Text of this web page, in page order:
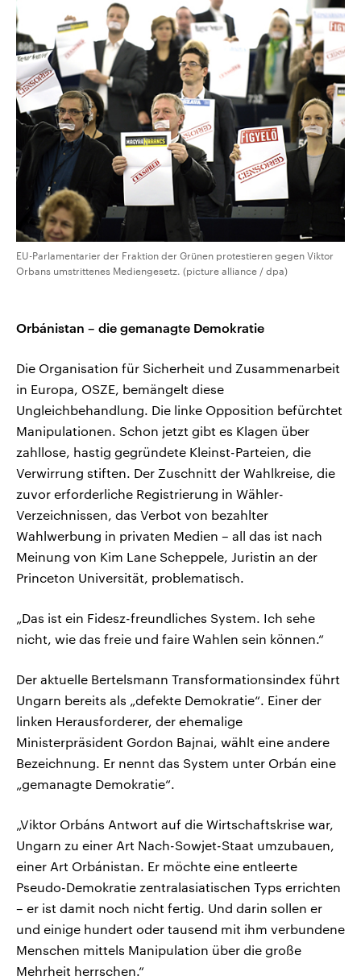
EU-Parlamentarier der Fraktion der Grünen protestieren gegen Viktor
Orbans umstrittenes Mediengesetz. (picture alliance / dpa)
Orbánistan – die gemanagte Demokratie
Die Organisation für Sicherheit und Zusammenarbeit
in Europa, OSZE, bemängelt diese
Ungleichbehandlung. Die linke Opposition befürchtet
Manipulationen. Schon jetzt gibt es Klagen über
zahllose, hastig gegründete Kleinst-Parteien, die
Verwirrung stiften. Der Zuschnitt der Wahlkreise, die
zuvor erforderliche Registrierung in Wähler-
Verzeichnissen, das Verbot von bezahlter
Wahlwerbung in privaten Medien – all das ist nach
Meinung von Kim Lane Scheppele, Juristin an der
Princeton Universität, problematisch.
„Das ist ein Fidesz-freundliches System. Ich sehe
nicht, wie das freie und faire Wahlen sein können.“
Der aktuelle Bertelsmann Transformationsindex führt
Ungarn bereits als „defekte Demokratie“. Einer der
linken Herausforderer, der ehemalige
Ministerpräsident Gordon Bajnai, wählt eine andere
Bezeichnung. Er nennt das System unter Orbán eine
„gemanagte Demokratie“.
„Viktor Orbáns Antwort auf die Wirtschaftskrise war,
Ungarn zu einer Art Nach-Sowjet-Staat umzubauen,
einer Art Orbánistan. Er möchte eine entleerte
Pseudo-Demokratie zentralasiatischen Typs errichten
– er ist damit noch nicht fertig. Und darin sollen er
und einige hundert oder tausend mit ihm verbundene
Menschen mittels Manipulation über die große
Mehrheit herrschen.“